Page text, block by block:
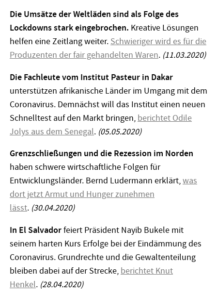
Die Umsätze der Weltläden sind als Folge des
Lockdowns stark eingebrochen. Kreative Lösungen
helfen eine Zeitlang weiter. Schwieriger wird es für die
Produzenten der fair gehandelten Waren. (11.03.2020)
Die Fachleute vom Institut Pasteur in Dakar
unterstützen afrikanische Länder im Umgang mit dem
Coronavirus. Demnächst will das Institut einen neuen
Schnelltest auf den Markt bringen, berichtet Odile
Jolys aus dem Senegal. (05.05.2020)
Grenzschließungen und die Rezession im Norden
haben schwere wirtschaftliche Folgen für
Entwicklungsländer. Bernd Ludermann erklärt,was
dort jetzt Armut und Hunger zunehmen
lässt. (30.04.2020)
In El Salvadorfeiert Präsident Nayib Bukele mit
seinem harten Kurs Erfolge bei der Eindämmung des
Coronavirus. Grundrechte und die Gewaltenteilung
bleiben dabei auf der Strecke, berichtet Knut
Henkel. (28.04.2020)